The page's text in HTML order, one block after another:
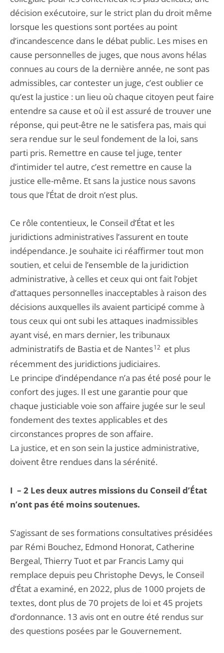
décision exécutoire, sur le strict plan du droit même
lorsque les questions sont portées au point
d’incandescence dans le débat public. Les mises en
cause personnelles de juges, que nous avons hélas
connues au cours de la dernière année, ne sont pas
admissibles, car contester un juge, c’est oublier ce
qu’est la justice : un lieu où chaque citoyen peut faire
entendre sa cause et où il est assuré de trouver une
réponse, qui peut-être ne le satisfera pas, mais qui
sera rendue sur le seul fondement de la loi, sans
parti pris. Remettre en cause tel juge, tenter
d’intimider tel autre, c’est remettre en cause la
justice elle-même. Et sans la justice nous savons
tous que l’État de droit n’est plus.
Ce rôle contentieux, le Conseil d’État et les
juridictions administratives l’assurent en toute
indépendance. Je souhaite ici réaffirmer tout mon
soutien, et celui de l’ensemble de la juridiction
administrative, à celles et ceux qui ont fait l’objet
d’attaques personnelles inacceptables à raison des
décisions auxquelles ils avaient participé comme à
tous ceux qui ont subi les attaques inadmissibles
ayant visé, en mars dernier, les tribunaux
administratifs de Bastia et de Nantes12et plus
récemment des juridictions judiciaires.
Le principe d’indépendance n’a pas été posé pour le
confort des juges. Il est une garantie pour que
chaque justiciable voie son affaire jugée sur le seul
fondement des textes applicables et des
circonstances propres de son affaire.
La justice, et en son sein la justice administrative,
doivent être rendues dans la sérénité.
I – 2 Les deux autres missions du Conseil d’État
n’ont pas été moins soutenues.
S’agissant de ses formations consultatives présidées
par Rémi Bouchez, Edmond Honorat, Catherine
Bergeal, Thierry Tuot et par Francis Lamy qui
remplace depuis peu Christophe Devys, le Conseil
d’État a examiné, en 2022, plus de 1000 projets de
textes, dont plus de 70 projets de loi et 45 projets
d’ordonnance. 13 avis ont en outre été rendus sur
des questions posées par le Gouvernement.